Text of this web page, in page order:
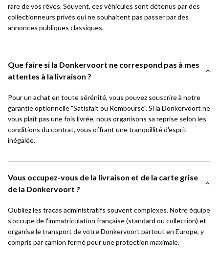
rare de vos rêves. Souvent, ces véhicules sont détenus par des
collectionneurs privés qui ne souhaitent pas passer par des
annonces publiques classiques.
Que faire si la Donkervoort ne correspond pas à mes
attentes à la livraison ?
Pour un achat en toute sérénité, vous pouvez souscrire à notre
garantie optionnelle "Satisfait ou Remboursé". Si la Donkervoort ne
vous plaît pas une fois livrée, nous organisons sa reprise selon les
conditions du contrat, vous offrant une tranquillité d'esprit
inégalée.
Vous occupez-vous de la livraison et de la carte grise
de la Donkervoort ?
Oubliez les tracas administratifs souvent complexes. Notre équipe
s'occupe de l'immatriculation française (standard ou collection) et
organise le transport de votre Donkervoort partout en Europe, y
compris par camion fermé pour une protection maximale.